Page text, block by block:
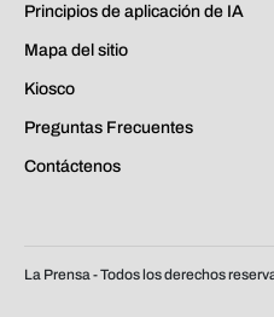
Principios de aplicación de IA
Mapa del sitio
Kiosco
Preguntas Frecuentes
Contáctenos
La Prensa - Todos los derechos